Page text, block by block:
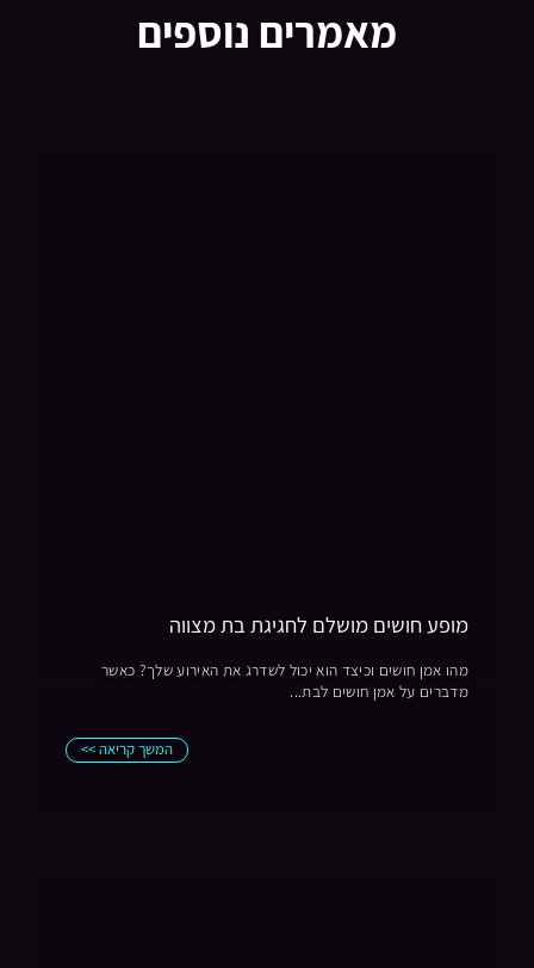
מאמרים נוספים
מופע חושים מושלם לחגיגת בת מצווה
מהו אמן חושים וכיצד הוא יכול לשדרג את האירוע שלך? כאשר
מדברים על אמן חושים לבת...
המשך קריאה >>